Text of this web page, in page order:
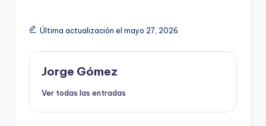
Última actualización el mayo 27, 2026
Jorge Gómez
Ver todas las entradas